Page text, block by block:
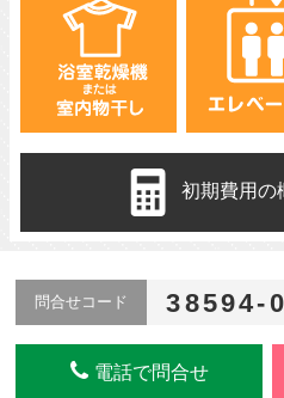
初期費用の
問合せコード 38594-
電話で問合せ